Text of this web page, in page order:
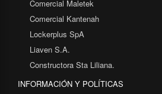
Comercial Maletek
Comercial Kantenah
Lockerplus SpA
Liaven S.A.
Constructora Sta Liliana.
INFORMACIÓN Y POLÍTICAS